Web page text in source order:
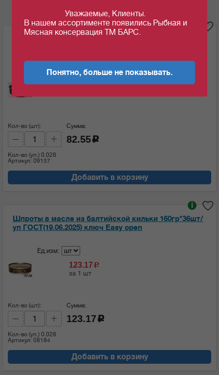
Шпроты в масле "Прибалтийские" с головой
Ед.изм:
82.55c
Кол-во (шт):
Кол-во (уп.) 0.028
Артикул: 09157
Сумма:
82.55 c
Добавить в корзину
Шпроты в масле из балтийской кильки 160гр*36шт/
уп ГОСТ(19.06.2025) ключ Easy open
i
Ед.изм:
123.17 c
за 1 шт
Кол-во (шт):
Кол-во (уп.) 0.028
Артикул: 08184
Сумма:
123.17 c
Добавить в корзину
Уважаемые, Клиенты.
В нашем ассортименте появились Рыбная и
Мясная консервация ТМ БАРС.
Понятно, больше не показывать.